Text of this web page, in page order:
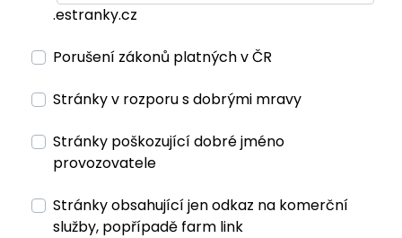
.estranky.cz
Porušení zákonů platných v ČR
Stránky v rozporu s dobrými mravy
Stránky poškozující dobré jméno
provozovatele
Stránky obsahující jen odkaz na komerční
služby, popřípadě farm link